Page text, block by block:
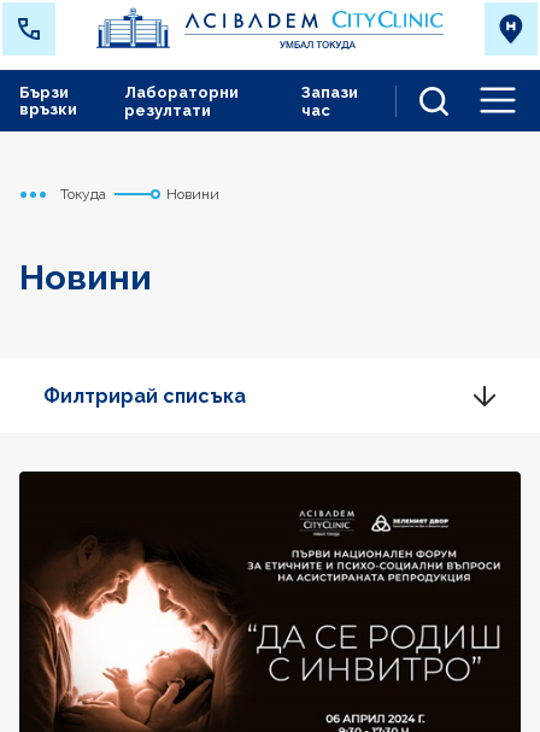
Лабораторни
резултати
Запази
час
Бързи
връзки
Начало
Токуда Новини
Новини
Филтрирай списъка